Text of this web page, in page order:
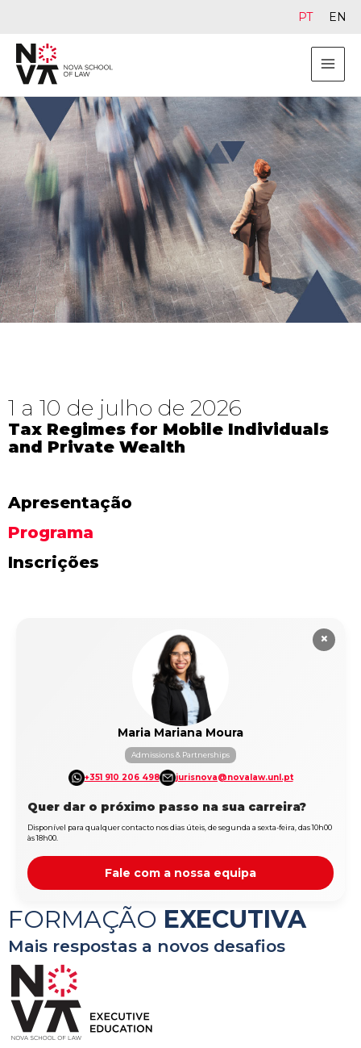
1 a 10 de julho de 2026
Tax Regimes for Mobile Individuals
and Private Wealth
Apresentação
Programa
Inscrições
×
Maria Mariana Moura
Admissions & Partnerships
+351 910 206 498 jurisnova@novalaw.unl.pt
Quer dar o próximo passo na sua carreira?
Disponível para qualquer contacto nos dias úteis, de segunda a sexta-feira, das 10h00
às 18h00.
Fale com a nossa equipa
FORMAÇÃO EXECUTIVA
Mais respostas a novos desafios
PT EN